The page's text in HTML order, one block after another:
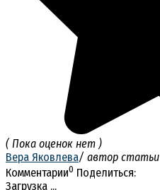
( Пока оценок нет )
Вера Яковлева/ автор статьи
Комментарии0 Поделиться:
Загрузка ...